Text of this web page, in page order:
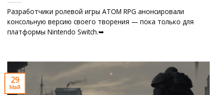
Разработчики ролевой игры ATOM RPG анонсировали
консольную версию своего творения — пока только для
платформы Nintendo Switch.➥
29
Май